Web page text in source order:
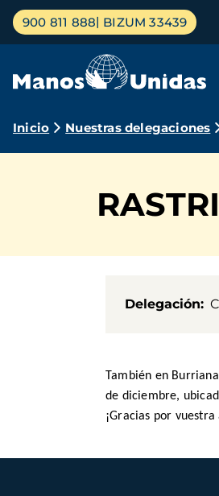
Pasar
contenido
Menú
principal
900 811 888 BIZUM 33439
Ruta
navegación
Inicio Nuestras delegaciones
Delegación
También en
de diciembre,
¡Gracias por